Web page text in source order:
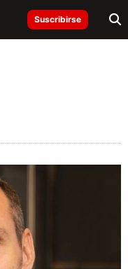
Suscribirse